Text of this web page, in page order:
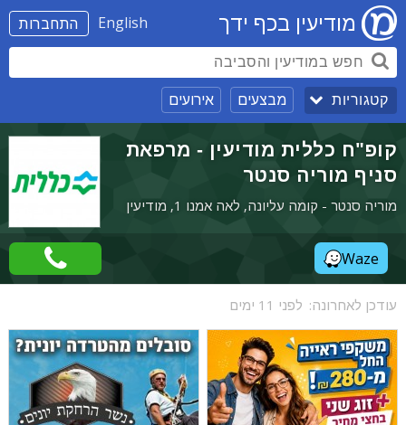
התחברות English מודיעין בכף ידך
קטגוריות מבצעים אירועים
קופ"ח כללית מודיעין - מרפאת
סניף מוריה סנטר
מוריה סנטר - קומה עליונה, לאה אמנו 1, מודיעין
Waze
עודכן לאחרונה: לפני 11 ימים